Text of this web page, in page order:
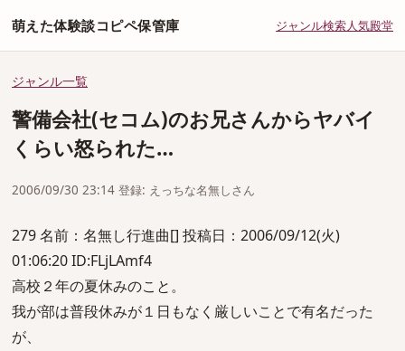
萌えた体験談コピペ保管庫 ジャンル検索人気殿堂
ジャンル一覧
警備会社(セコム)のお兄さんからヤバイ
くらい怒られた…
2006/09/30 23:14 登録: えっちな名無しさん
279 名前：名無し行進曲[] 投稿日：2006/09/12(火)
01:06:20 ID:FLjLAmf4
高校２年の夏休みのこと。
我が部は普段休みが１日もなく厳しいことで有名だった
が、